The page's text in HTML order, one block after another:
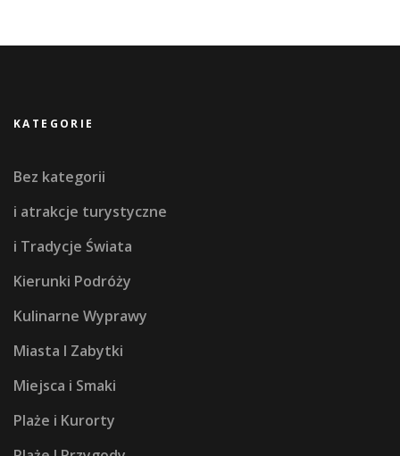
KATEGORIE
Bez kategorii
i atrakcje turystyczne
i Tradycje Świata
Kierunki Podróży
Kulinarne Wyprawy
Miasta I Zabytki
Miejsca i Smaki
Plaże i Kurorty